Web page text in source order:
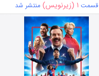
قسمت ۱ (زیرنویس) منتشر شد